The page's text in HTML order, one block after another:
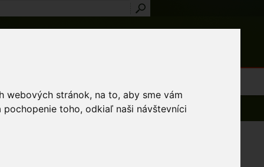
webových stránok, na to, aby sme vám
toho, odkiaľ naši návštevníci